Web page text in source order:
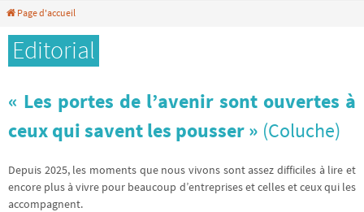
Page d'accueil
Editorial
« Les portes de l’avenir sont ouvertes à
ceux qui savent les pousser » (Coluche)
Depuis 2025, les moments que nous vivons sont assez difficiles à lire et
encore plus à vivre pour beaucoup d’entreprises et celles et ceux qui les
accompagnent.